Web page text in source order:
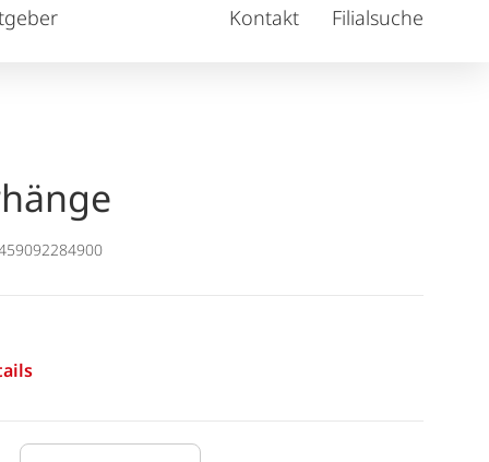
Kontakt Filialsuche